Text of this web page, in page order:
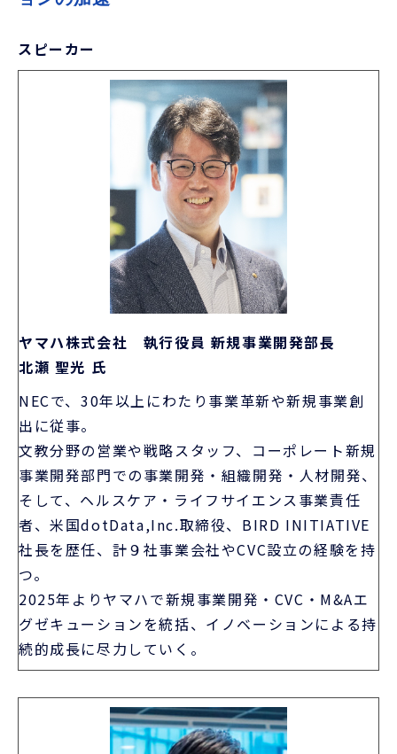
スピーカー
ヤマハ株式会社 執行役員 新規事業開発部長
北瀬 聖光 氏
NECで、30年以上にわたり事業革新や新規事業創
出に従事。
文教分野の営業や戦略スタッフ、コーポレート新規
事業開発部門での事業開発・組織開発・人材開発、
そして、ヘルスケア・ライフサイエンス事業責任
者、米国dotData,Inc.取締役、BIRD INITIATIVE
社長を歴任、計９社事業会社やCVC設立の経験を持
つ。
2025年よりヤマハで新規事業開発・CVC・M&Aエ
グゼキューションを統括、イノベーションによる持
続的成長に尽力していく。